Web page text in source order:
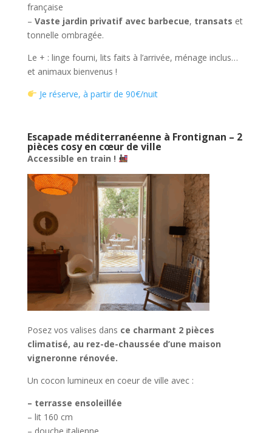
française
– Vaste jardin privatif avec barbecue, transats et
tonnelle ombragée.
Le + : linge fourni, lits faits à l’arrivée, ménage inclus…
et animaux bienvenus !
Je réserve, à partir de 90€/nuit
Escapade méditerranéenne à Frontignan – 2
pièces cosy en cœur de ville
Accessible en train !
Posez vos valises dans ce charmant 2 pièces
climatisé, au rez-de-chaussée d’une maison
vigneronne rénovée.
Un cocon lumineux en coeur de ville avec :
– terrasse ensoleillée
– lit 160 cm